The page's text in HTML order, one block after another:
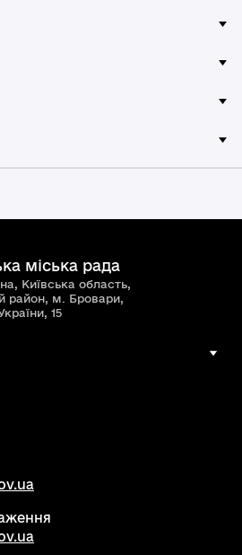
міська рада
Київська область,
район, м. Бровари,
15